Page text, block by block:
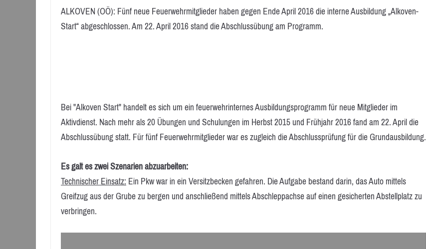
ALKOVEN (OÖ): Fünf neue Feuerwehrmitglieder haben gegen Ende April 2016 die interne Ausbildung „Alkoven-
Start“ abgeschlossen. Am 22. April 2016 stand die Abschlussübung am Programm.
Bei "Alkoven Start" handelt es sich um ein feuerwehrinternes Ausbildungsprogramm für neue Mitglieder im
Aktivdienst. Nach mehr als 20 Übungen und Schulungen im Herbst 2015 und Frühjahr 2016 fand am 22. April die
Abschlussübung statt. Für fünf Feuerwehrmitglieder war es zugleich die Abschlussprüfung für die Grundausbildung.
Es galt es zwei Szenarien abzuarbeiten:
Technischer Einsatz:Ein Pkw war in ein Versitzbecken gefahren. Die Aufgabe bestand darin, das Auto mittels
Greifzug aus der Grube zu bergen und anschließend mittels Abschleppachse auf einen gesicherten Abstellplatz zu
verbringen.